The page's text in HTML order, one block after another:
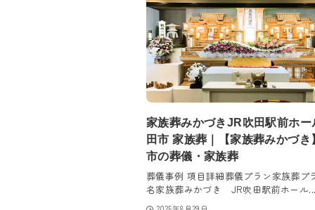
家族葬みかづきJR吹田駅前ホー
田市 家族葬｜【家族葬みかづき
市の葬儀・家族葬
葬儀事例 項目詳細葬儀プラン家族葬プ
名家族葬みかづき JR吹田駅前ホール